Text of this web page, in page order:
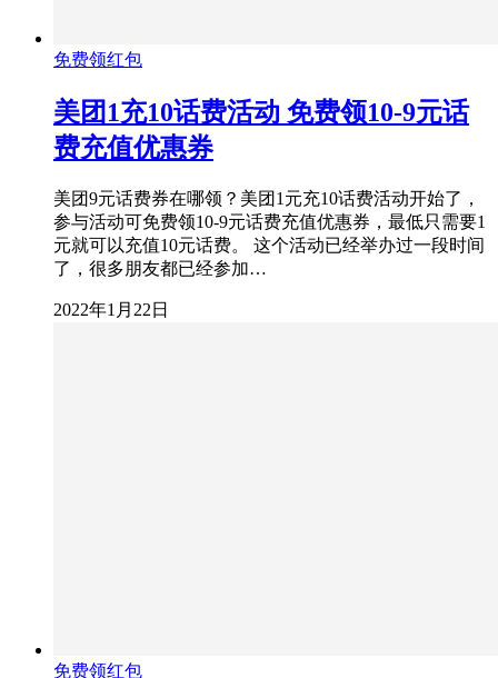
免费领红包
美团1充10话费活动 免费领10-9元话
费充值优惠券
美团9元话费券在哪领？美团1元充10话费活动开始了，
参与活动可免费领10-9元话费充值优惠券，最低只需要1
元就可以充值10元话费。 这个活动已经举办过一段时间
了，很多朋友都已经参加…
2022年1月22日
免费领红包